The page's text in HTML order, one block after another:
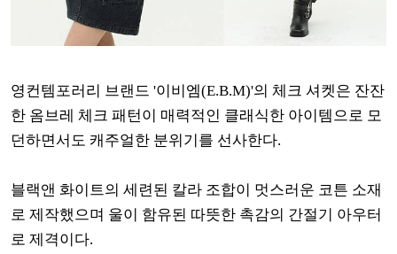
영컨템포러리 브랜드 '이비엠(E.B.M)'의 체크 셔켓은 잔잔
한 옴브레 체크 패턴이 매력적인 클래식한 아이템으로 모
던하면서도 캐주얼한 분위기를 선사한다.
블랙앤 화이트의 세련된 칼라 조합이 멋스러운 코튼 소재
로 제작했으며 울이 함유된 따뜻한 촉감의 간절기 아우터
로 제격이다.